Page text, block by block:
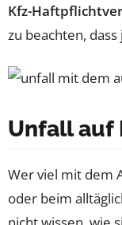
Kfz-
zu beachten,
Unfall auf
Wer viel mit dem
oder beim